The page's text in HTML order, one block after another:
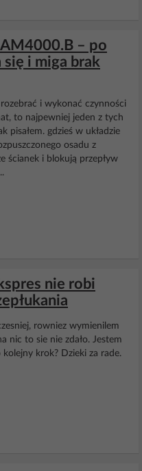
– po
i miga brak
i wykonać czynności
to najpewniej jeden z tych
gdzieś w układzie
osadu z
ścianek i blokują przepływ
nie robi
rowniez wymienilem
nic to sie nie zdało. Jestem
krok? Dzieki za rade.